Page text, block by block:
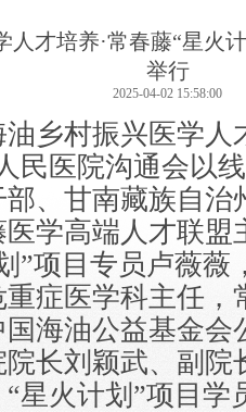
人才培养·常春藤“星火
举行
2025-04-02 15:58:00
乡村振兴医学人
民医院沟通会以
、甘南藏族自治
学高端人才联盟
”项目专员卢薇薇
症医学科主任，
海油公益基金会
长刘颖武、副院
星火计划”项目学